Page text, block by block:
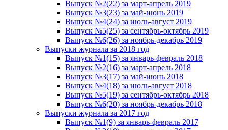
Выпуск №2(22) за март-апрель 2019
Выпуск №3(23) за май-июнь 2019
Выпуск №4(24) за июль-август 2019
Выпуск №5(25) за сентябрь-октябрь 2019
Выпуск №6(26) за ноябрь-декабрь 2019
Выпуски журнала за 2018 год
Выпуск №1(15) за январь-февраль 2018
Выпуск №2(16) за март-апрель 2018
Выпуск №3(17) за май-июнь 2018
Выпуск №4(18) за июль-август 2018
Выпуск №5(19) за сентябрь-октябрь 2018
Выпуск №6(20) за ноябрь-декабрь 2018
Выпуски журнала за 2017 год
Выпуск №1(9) за январь-февраль 2017